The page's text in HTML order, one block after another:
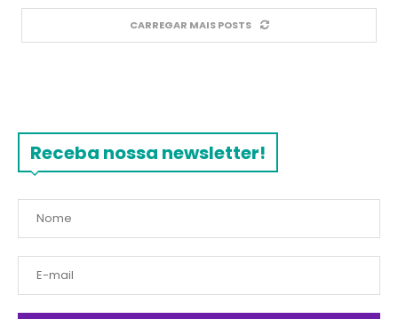
CARREGAR MAIS POSTS
Receba nossa newsletter!